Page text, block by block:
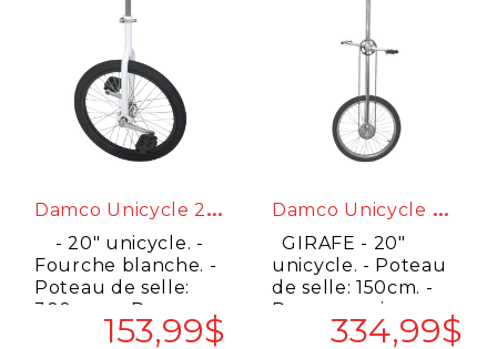
D
Amco Unicycle 20 Pouces Fourche Blanche
- 20" unicycle. -
Fourche blanche. -
Poteau de selle:
300mm. - Roue en
alliage noir. -..153,99$
D
Amco Unicycle Girafe
GIRAFE - 20"
unicycle. - Poteau
de selle: 150cm. -
Roue en acier...
334,99$